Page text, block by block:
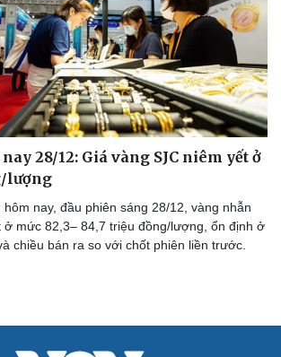
28/12: Giá vàng SJC niêm yết ở
lượng
hôm nay, đầu phiên sáng 28/12, vàng nhẫn
ở mức 82,3– 84,7 triệu đồng/lượng, ổn định ở
chiều bán ra so với chốt phiên liền trước.